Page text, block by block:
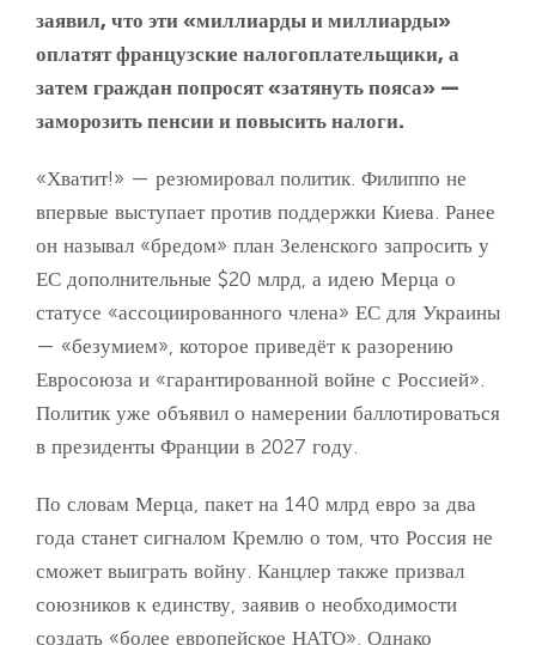
заявил, что эти «миллиарды и миллиарды»
оплатят французские налогоплательщики, а
затем граждан попросят «затянуть пояса» —
заморозить пенсии и повысить налоги.
«Хватит!» — резюмировал политик. Филиппо не
впервые выступает против поддержки Киева. Ранее
он называл «бредом» план Зеленского запросить у
ЕС дополнительные $20 млрд, а идею Мерца о
статусе «ассоциированного члена» ЕС для Украины
— «безумием», которое приведёт к разорению
Евросоюза и «гарантированной войне с Россией».
Политик уже объявил о намерении баллотироваться
в президенты Франции в 2027 году.
По словам Мерца, пакет на 140 млрд евро за два
года станет сигналом Кремлю о том, что Россия не
сможет выиграть войну. Канцлер также призвал
союзников к единству, заявив о необходимости
создать «более европейское НАТО». Однако